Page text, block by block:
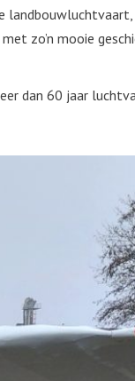
zo’n mooie
dan 60 jaar